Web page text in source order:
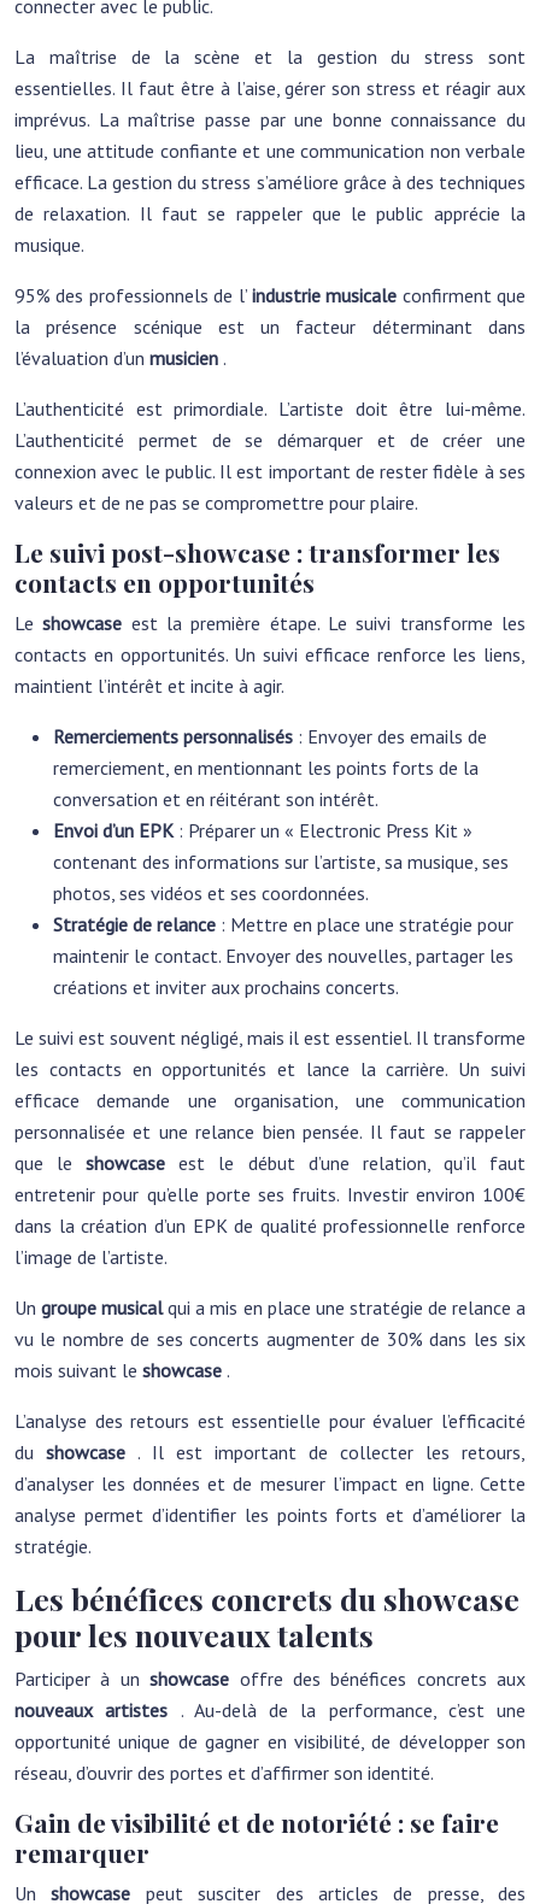
connecter avec le public.
La maîtrise de la scène et la gestion du stress sont
essentielles. Il faut être à l’aise, gérer son stress et réagir aux
imprévus. La maîtrise passe par une bonne connaissance du
lieu, une attitude confiante et une communication non verbale
efficace. La gestion du stress s’améliore grâce à des techniques
de relaxation. Il faut se rappeler que le public apprécie la
musique.
95% des professionnels de l’ industrie musicale confirment que
la présence scénique est un facteur déterminant dans
l’évaluation d’un musicien .
L’authenticité est primordiale. L’artiste doit être lui-même.
L’authenticité permet de se démarquer et de créer une
connexion avec le public. Il est important de rester fidèle à ses
valeurs et de ne pas se compromettre pour plaire.
Le suivi post-showcase : transformer les
contacts en opportunités
Leshowcase est la première étape. Le suivi transforme les
contacts en opportunités. Un suivi efficace renforce les liens,
maintient l’intérêt et incite à agir.
Remerciements personnalisés : Envoyer des emails de
remerciement, en mentionnant les points forts de la
conversation et en réitérant son intérêt.
Envoi d’un EPK : Préparer un « Electronic Press Kit »
contenant des informations sur l’artiste, sa musique, ses
photos, ses vidéos et ses coordonnées.
Stratégie de relance : Mettre en place une stratégie pour
maintenir le contact. Envoyer des nouvelles, partager les
créations et inviter aux prochains concerts.
Le suivi est souvent négligé, mais il est essentiel. Il transforme
les contacts en opportunités et lance la carrière. Un suivi
efficace demande une organisation, une communication
personnalisée et une relance bien pensée. Il faut se rappeler
que leshowcaseest le début d’une relation, qu’il faut
entretenir pour qu’elle porte ses fruits. Investir environ 100€
dans la création d’un EPK de qualité professionnelle renforce
l’image de l’artiste.
Ungroupe musicalqui a mis en place une stratégie de relance a
vu le nombre de ses concerts augmenter de 30% dans les six
mois suivant le showcase .
L’analyse des retours est essentielle pour évaluer l’efficacité
du showcase . Il est important de collecter les retours,
d’analyser les données et de mesurer l’impact en ligne. Cette
analyse permet d’identifier les points forts et d’améliorer la
stratégie.
Les bénéfices concrets du showcase
pour les nouveaux talents
Participer à unshowcase offre des bénéfices concrets aux
nouveaux artistes . Au-delà de la performance, c’est une
opportunité unique de gagner en visibilité, de développer son
réseau, d’ouvrir des portes et d’affirmer son identité.
Gain de visibilité et de notoriété : se faire
remarquer
Unshowcase peut susciter des articles de presse, des